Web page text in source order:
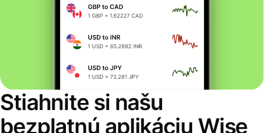
Stiahnite si našu
bezplatnú aplikáciu Wise